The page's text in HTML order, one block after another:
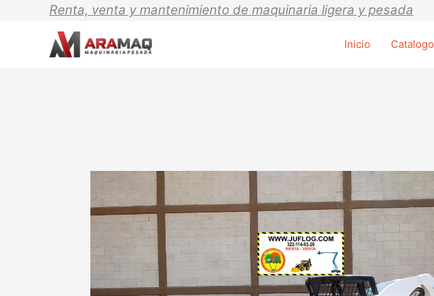
Renta, venta y mantenimiento de maquinaria ligera y pesada
Inicio Catalogo